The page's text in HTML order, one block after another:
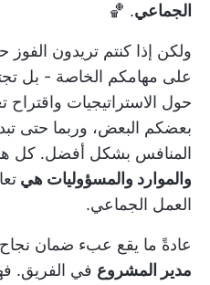
الجماعي. 🏀
ولكن إذا كنتم تريدون الفوز
على مهامكم الخاصة - بل
حول الاستراتيجيات
بعضكم البعض، وربما حتى
المنافس بشكل أفضل. كل
والموارد والمسؤوليات هي
العمل الجماعي.
عادةً ما يقع عبء ضمان
مدير المشروع في الفريق.